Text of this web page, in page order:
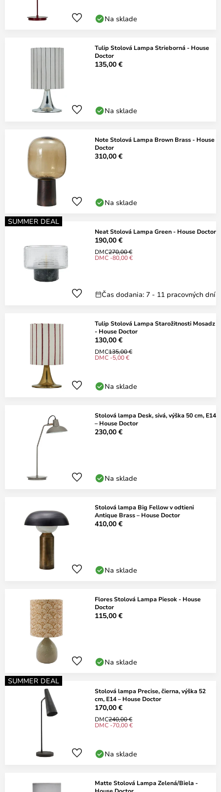
Na sklade
Tulip Stolová Lampa Strieborná - House
Doctor
135,00 €
Na sklade
Note Stolová Lampa Brown Brass - House
Doctor
310,00 €
Na sklade
SUMMER DEAL
Neat Stolová Lampa Green - House Doctor
190,00 €
DMC270,00 €
DMC -80,00 €
Čas dodania: 7 - 11 pracovných dní
Tulip Stolová Lampa Starožitnosti Mosadz
- House Doctor
130,00 €
DMC135,00 €
DMC -5,00 €
Na sklade
Stolová lampa Desk, sivá, výška 50 cm, E14
– House Doctor
230,00 €
Na sklade
Stolová lampa Big Fellow v odtieni
Antique Brass – House Doctor
410,00 €
Na sklade
Flores Stolová Lampa Piesok - House
Doctor
115,00 €
Na sklade
SUMMER DEAL
Stolová lampa Precise, čierna, výška 52
cm, E14 – House Doctor
170,00 €
DMC240,00 €
DMC -70,00 €
Na sklade
Matte Stolová Lampa Zelená/Biela -